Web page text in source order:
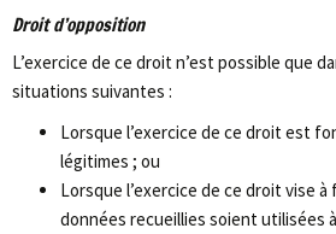
Droit d’opposition
L’exercice de ce droit n’est possible que
situations suivantes :
Lorsque l’exercice de ce droit est
légitimes ; ou
Lorsque l’exercice de ce droit vise
données recueillies soient utilisées